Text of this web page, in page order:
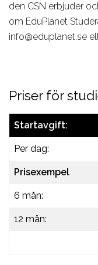
den CSN erbjuder
om EduPlanet
info@eduplanet.se
Priser för
Startavgift:
Per dag:
Prisexempel
6 mån:
12 mån: